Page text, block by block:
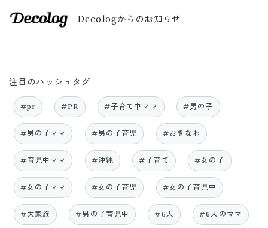
Decologからのお知らせ
注目のハッシュタグ
#pr #PR #子育て中ママ #男の子
#男の子ママ #男の子育児 #おきなわ
#育児中ママ #沖縄 #子育て #女の子
#女の子ママ #女の子育児 #女の子育児中
#大家族 #男の子育児中 #6人 #6人のママ